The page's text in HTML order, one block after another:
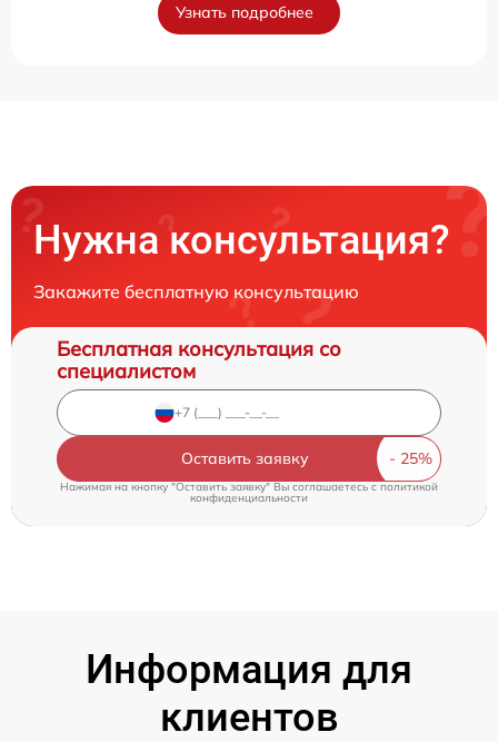
Узнать подробнее
Нужна консультация?
Закажите бесплатную консультацию
Бесплатная консультация со
специалистом
Оставить заявку
Нажимая на кнопку "Оставить заявку" Вы соглашаетесь cполитикой
конфиденциальности
Информация для
клиентов